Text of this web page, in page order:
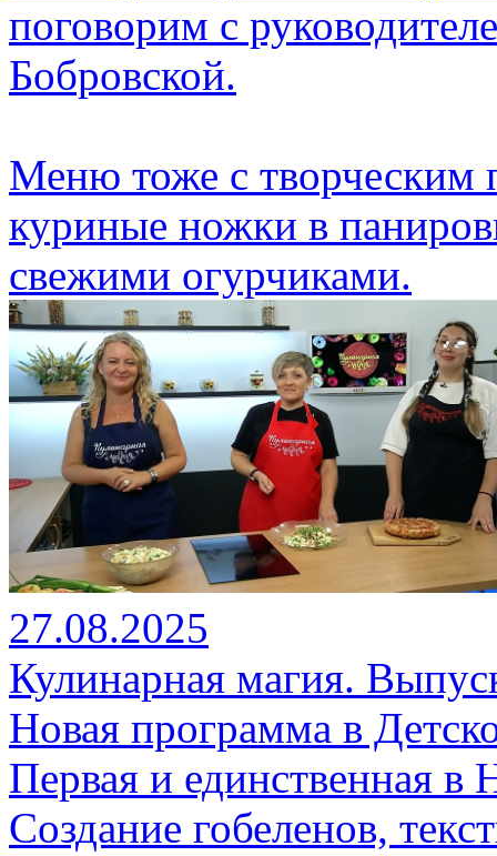
поговорим с
Бобровской.
Меню тоже с творческим
куриные ножки в
свежими огурчиками.
27.08.2025
Кулинарная магия.
Новая программа в
Первая и единственная в
Создание гобеленов,